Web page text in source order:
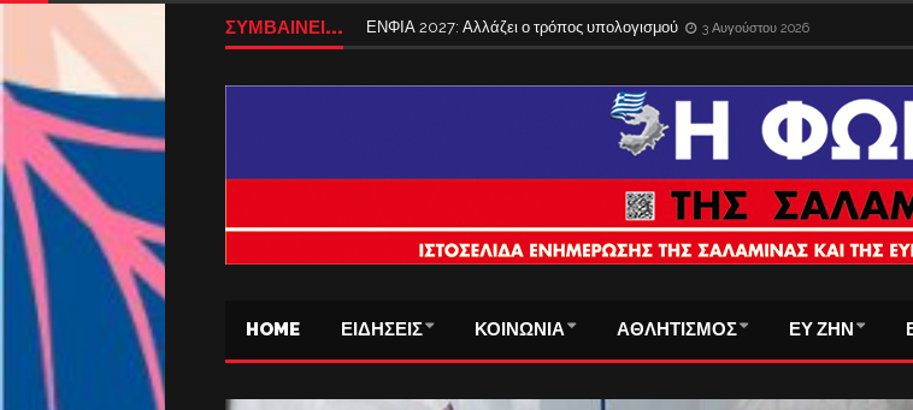
ΣΥΜΒΑΙΝΕΙ... ΕΝΦΙΑ 2027: Αλλάζει ο τρόπος υπολογισμού 3 Αυγούστου 2026
Tέλος από σήμερα τα ταξίδια στο εξωτερικό με την παλιά ταυτότητα – Λήγει η
HOME ΕΙΔΗΣΕΙΣ ΚΟΙΝΩΝΙΑ ΑΘΛΗΤΙΣΜΟΣ ΕΥ ΖΗΝ